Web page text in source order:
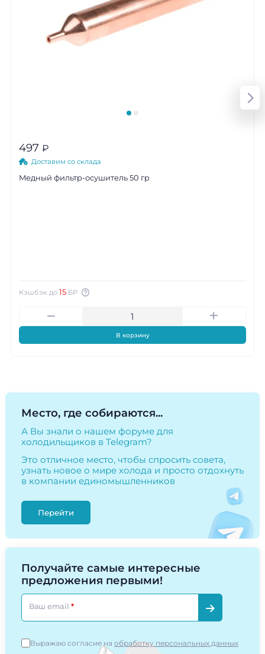
497 ₽
Доставим со склада
Медный фильтр-осушитель 50 гр
Кэшбэк до 15 БР
В корзину
Место, где собираются...
А Вы знали о нашем форуме для
холодильщиков в Telegram?
Это отличное место, чтобы спросить совета,
узнать новое о мире холода и просто отдохнуть
в компании единомышленников
Перейти
Получайте самые интересные
предложения первыми!
Ваш email
Выражаю согласие на обработку персональных данных